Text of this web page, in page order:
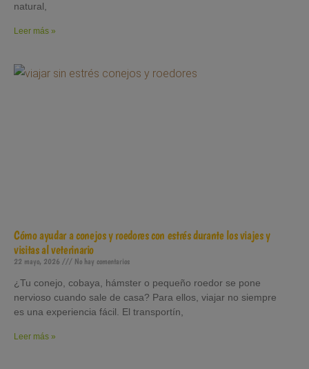
natural,
Leer más »
Cómo ayudar a conejos y roedores con estrés durante los viajes y
visitas al veterinario
22 mayo, 2026 No hay comentarios
¿Tu conejo, cobaya, hámster o pequeño roedor se pone
nervioso cuando sale de casa? Para ellos, viajar no siempre
es una experiencia fácil. El transportín,
Leer más »